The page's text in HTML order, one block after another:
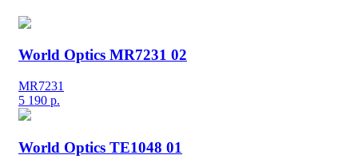
World Optics MR7231 02
MR7231
5 190 р.
World Optics TE1048 01